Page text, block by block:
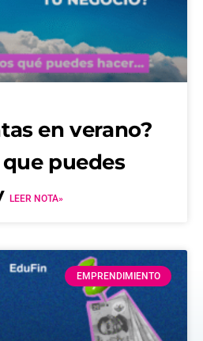
en verano?
puedes
LEER NOTA»
EMPRENDIMIENTO